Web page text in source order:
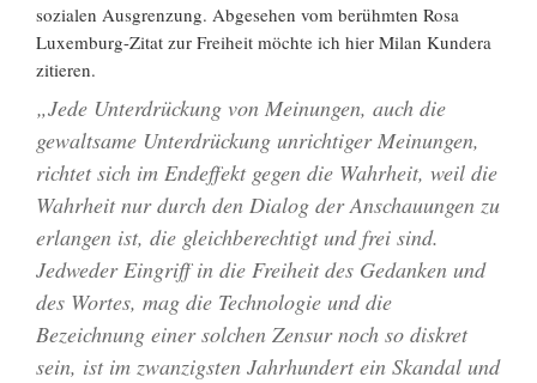
sozialen Ausgrenzung. Abgesehen vom berühmten Rosa
Luxemburg-Zitat zur Freiheit möchte ich hier Milan Kundera
zitieren.
„Jede Unterdrückung von Meinungen, auch die
gewaltsame Unterdrückung unrichtiger Meinungen,
richtet sich im Endeffekt gegen die Wahrheit, weil die
Wahrheit nur durch den Dialog der Anschauungen zu
erlangen ist, die gleichberechtigt und frei sind.
Jedweder Eingriff in die Freiheit des Gedanken und
des Wortes, mag die Technologie und die
Bezeichnung einer solchen Zensur noch so diskret
sein, ist im zwanzigsten Jahrhundert ein Skandal und